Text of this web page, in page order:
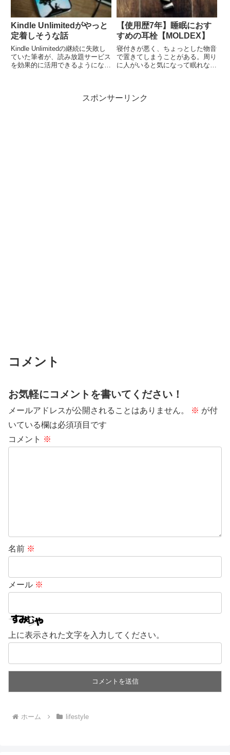
Kindle Unlimitedがやっと
定着しそうな話
Kindle Unlimitedの継続に失敗し
ていた筆者が、読み放題サービス
を効果的に活用できるようになっ
など、具体的な活用法を解説しま
【使用歴7年】睡眠におす
すめの耳栓【MOLDEX】
寝付きが悪く、ちょっとした物音
で置きてしまうことがある。周り
に人がいると気になって眠れな
MOLDEXの耳栓に落ち着きまし
スポンサーリンク
コメント
お気軽にコメントを書いてください！
メールアドレスが公開されることはありません。 ※ が付
いている欄は必須項目です
コメント ※
名前 ※
メール ※
上に表示された文字を入力してください。
ホーム lifestyle